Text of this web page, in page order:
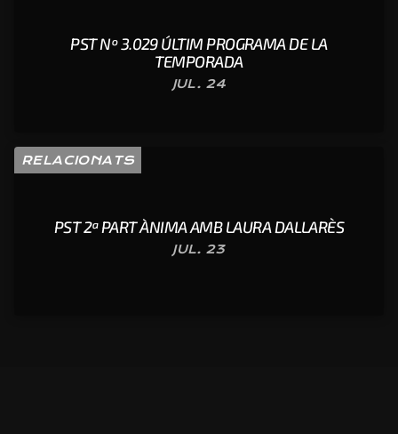
PST Nº 3.029 ÚLTIM PROGRAMA DE LA
TEMPORADA
JUL. 24
RELACIONATS
PST 2ª PART ÀNIMA AMB LAURA DALLARÈS
JUL. 23